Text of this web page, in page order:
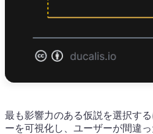
最も影響力のある仮説を選択す
ーを可視化し、ユーザーが間違